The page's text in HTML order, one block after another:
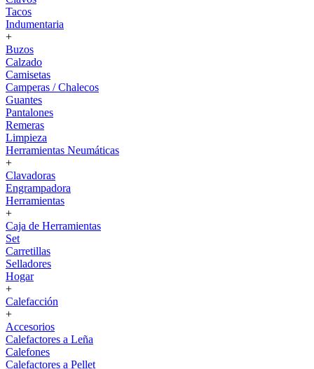
Tacos
Indumentaria
+
Buzos
Calzado
Camisetas
Camperas / Chalecos
Guantes
Pantalones
Remeras
Limpieza
Herramientas Neumáticas
+
Clavadoras
Engrampadora
Herramientas
+
Caja de Herramientas
Set
Carretillas
Selladores
Hogar
+
Calefacción
+
Accesorios
Calefactores a Leña
Calefones
Calefactores a Pellet